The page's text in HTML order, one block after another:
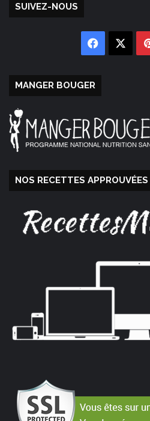
SUIVEZ-NOUS
Facebook
MANGER BOUGER
NOS RECETTES APPROUVÉES